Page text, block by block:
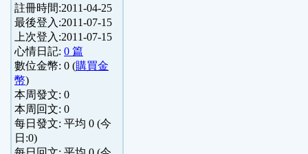
註冊時間:2011-04-25
最後登入:2011-07-15
上次登入:2011-07-15
心情日記: 0 篇
數位金幣: 0 (購買金
幣)
本周發文: 0
本周回文: 0
每日發文: 平均 0 (今
日:0)